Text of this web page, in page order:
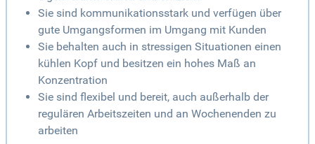
Sie sind kommunikationsstark und verfügen über
gute Umgangsformen im Umgang mit Kunden
Sie behalten auch in stressigen Situationen einen
kühlen Kopf und besitzen ein hohes Maß an
Konzentration
Sie sind flexibel und bereit, auch außerhalb der
regulären Arbeitszeiten und an Wochenenden zu
arbeiten